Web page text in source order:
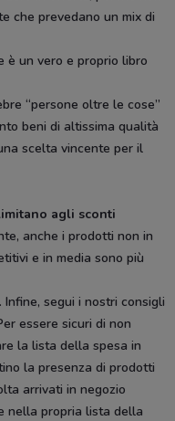
che prevedano un mix di
è un vero e proprio libro
“persone oltre le cose”
beni di altissima qualità
scelta vincente per il
agli sconti
anche i prodotti non in
e in media sono più
segui i nostri consigli
essere sicuri di non
la lista della spesa in
la presenza di prodotti
arrivati in negozio
nella propria lista della